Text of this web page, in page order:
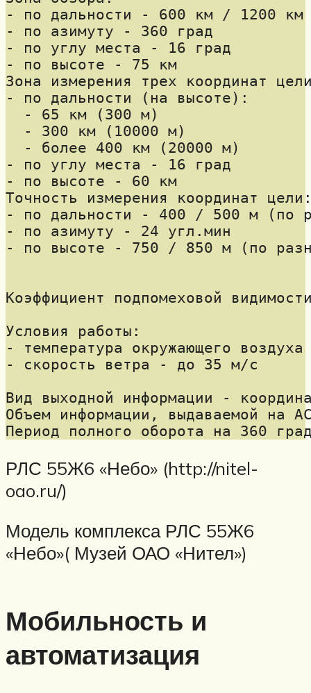
- по дальности - 600 км / 1200 км
- по азимуту - 360 град
- по углу места - 16 град
- по высоте - 75 км
Зона измерения трех координат
- по дальности (на высоте):
  - 65 км (300 м)
  - 300 км (10000 м)
  - более 400 км (20000 м)
- по углу места - 16 град
- по высоте - 60 км
Точность измерения координат
- по дальности - 400 / 500 м (по
- по азимуту - 24 угл.мин
- по высоте - 750 / 850 м (по
Коэффициент подпомеховой
Условия работы:
- температура окружающего
- скорость ветра - до 35 м/с
Вид выходной информации -
Объем информации, выдаваемой на
РЛС 55Ж6 «Небо» (http://nitel-
oao.ru/)
Модель комплекса РЛС 55Ж6
«Небо»( Музей ОАО «Нител»)
Мобильность и
автоматизация